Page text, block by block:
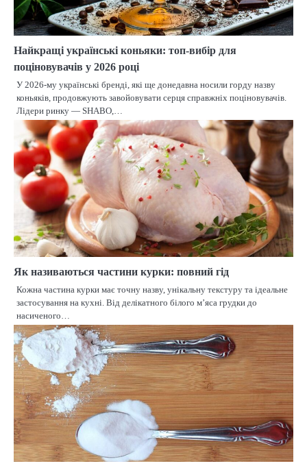
Найкращі українські коньяки: топ-вибір для
поціновувачів у 2026 році
У 2026-му українські бренді, які ще донедавна носили горду назву
коньяків, продовжують завойовувати серця справжніх поціновувачів.
Лідери ринку — SHABO,…
Як називаються частини курки: повний гід
Кожна частина курки має точну назву, унікальну текстуру та ідеальне
застосування на кухні. Від делікатного білого м’яса грудки до
насиченого…